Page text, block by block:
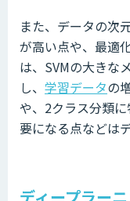
また、データの次
が高い点や、最適
は、SVMの大きな
し、 学習データの
や、2クラス分類
要になる点などは